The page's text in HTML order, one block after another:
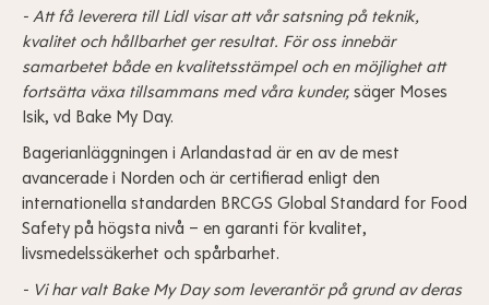
- Att få leverera till Lidlvisar att vår satsning på teknik,
kvalitet och hållbarhet ger resultat. För oss innebär
samarbetet både en kvalitetsstämpel och en möjlighet att
fortsätta växa tillsammans med våra kunder, säger Moses
Isik, vd Bake My Day.
Bagerianläggningen i Arlandastad är en av de mest
avancerade i Norden och är certifierad enligt den
internationella standarden BRCGS Global Standard for Food
Safety på högsta nivå – en garanti för kvalitet,
livsmedelssäkerhet och spårbarhet.
- Vi har valt Bake My Day som leverantör på grund av deras